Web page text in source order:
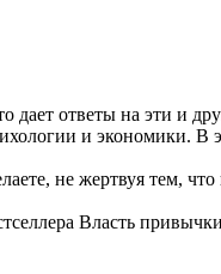
ответы на эти и
и экономики. В
не жертвуя тем,
Власть